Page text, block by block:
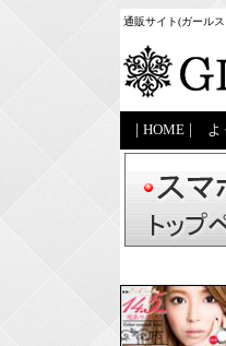
通販サイト(ガール
HOME よ